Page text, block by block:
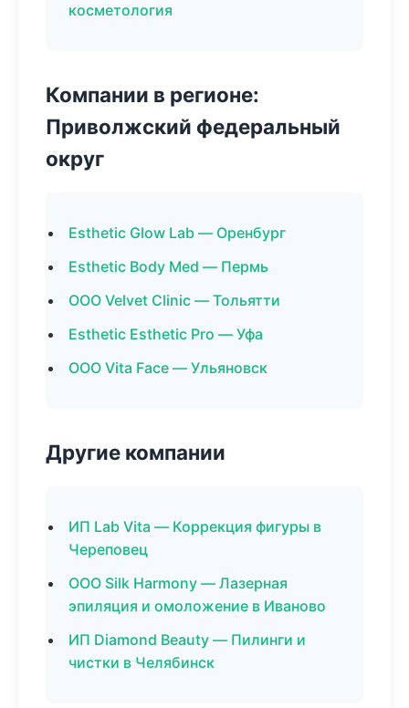
косметология
Компании в регионе:
Приволжский федеральный
округ
Esthetic Glow Lab — Оренбург
Esthetic Body Med — Пермь
ООО Velvet Clinic — Тольятти
Esthetic Esthetic Pro — Уфа
ООО Vita Face — Ульяновск
Другие компании
ИП Lab Vita — Коррекция фигуры в
Череповец
ООО Silk Harmony — Лазерная
эпиляция и омоложение в Иваново
ИП Diamond Beauty — Пилинги и
чистки в Челябинск